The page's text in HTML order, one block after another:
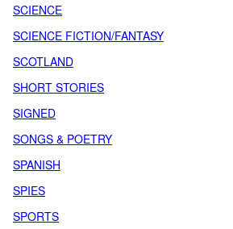
SCIENCE
SCIENCE FICTION/FANTASY
SCOTLAND
SHORT STORIES
SIGNED
SONGS & POETRY
SPANISH
SPIES
SPORTS